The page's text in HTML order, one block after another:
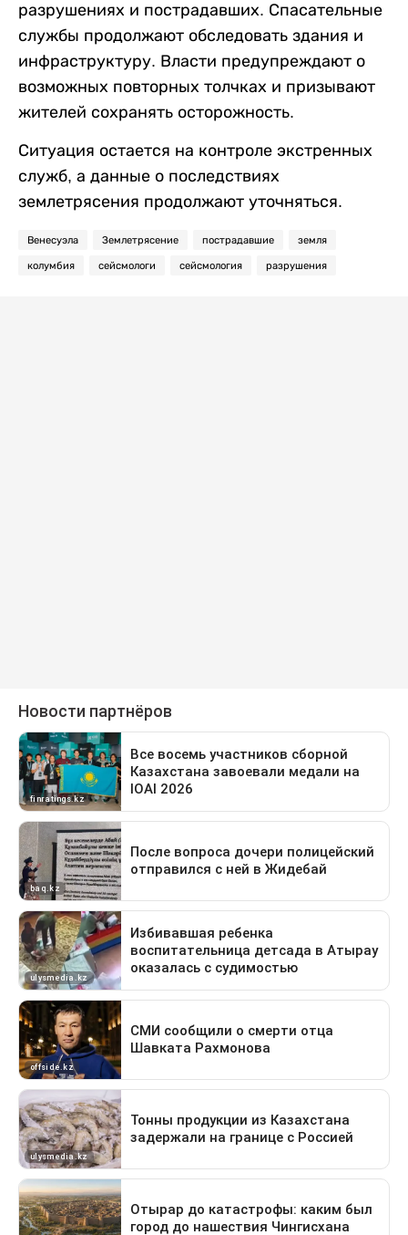
разрушениях и пострадавших. Спасательные
службы продолжают обследовать здания и
инфраструктуру. Власти предупреждают о
возможных повторных толчках и призывают
жителей сохранять осторожность.
Ситуация остается на контроле экстренных
служб, а данные о последствиях
землетрясения продолжают уточняться.
Венесуэла Землетрясение пострадавшие земля
колумбия сейсмологи сейсмология разрушения